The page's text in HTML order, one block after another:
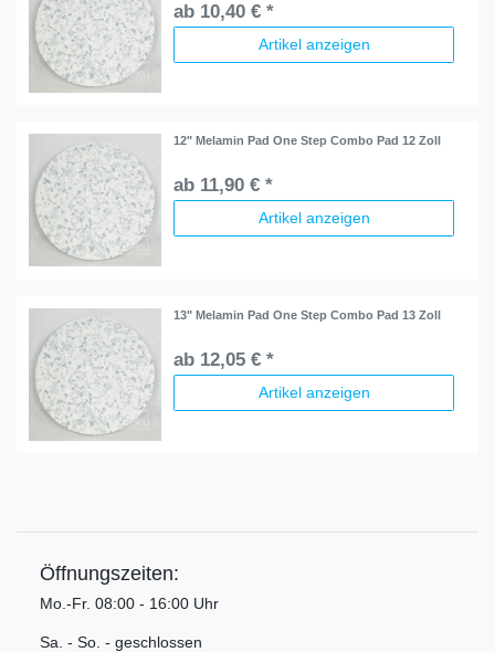
ab 10,40 € *
Artikel anzeigen
12" Melamin Pad One Step Combo Pad 12 Zoll
ab 11,90 € *
Artikel anzeigen
13" Melamin Pad One Step Combo Pad 13 Zoll
ab 12,05 € *
Artikel anzeigen
Öffnungszeiten:
Mo.-Fr. 08:00 - 16:00 Uhr
Sa. - So. - geschlossen